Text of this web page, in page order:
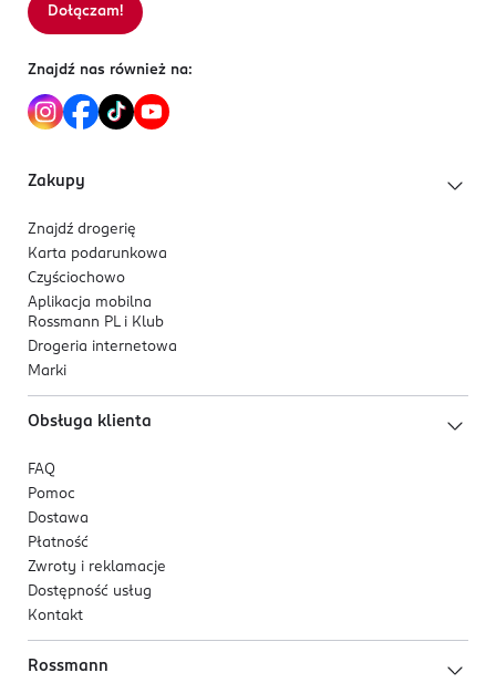
5 901812 127877
Sortowanie wg
Dołączam!
Znajdź nas również na:
Zakupy
Znajdź drogerię
Karta podarunkowa
Czyściochowo
Aplikacja mobilna
Rossmann PL i Klub
Drogeria internetowa
Marki
Obsługa klienta
FAQ
Pomoc
Dostawa
Płatność
Zwroty i reklamacje
Dostępność usług
Kontakt
Rossmann